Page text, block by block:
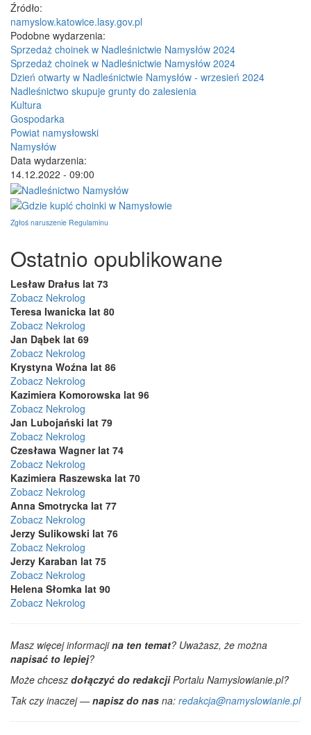
Źródło:
namyslow.katowice.lasy.gov.pl
Podobne wydarzenia:
Sprzedaż choinek w Nadleśnictwie Namysłów 2024
Sprzedaż choinek w Nadleśnictwie Namysłów 2024
Dzień otwarty w Nadleśnictwie Namysłów - wrzesień 2024
Nadleśnictwo skupuje grunty do zalesienia
Kultura
Gospodarka
Powiat namysłowski
Namysłów
Data wydarzenia:
14.12.2022 - 09:00
Zgłoś naruszenie Regulaminu
Ostatnio opublikowane
Lesław Drałus lat 73
Zobacz Nekrolog
Teresa Iwanicka lat 80
Zobacz Nekrolog
Jan Dąbek lat 69
Zobacz Nekrolog
Krystyna Woźna lat 86
Zobacz Nekrolog
Kazimiera Komorowska lat 96
Zobacz Nekrolog
Jan Lubojański lat 79
Zobacz Nekrolog
Czesława Wagner lat 74
Zobacz Nekrolog
Kazimiera Raszewska lat 70
Zobacz Nekrolog
Anna Smotrycka lat 77
Zobacz Nekrolog
Jerzy Sulikowski lat 76
Zobacz Nekrolog
Jerzy Karaban lat 75
Zobacz Nekrolog
Helena Słomka lat 90
Zobacz Nekrolog
Masz więcej informacjina ten temat? Uważasz, że można
napisać to lepiej?
Może chcesz dołączyć do redakcjiPortalu Namyslowianie.pl?
Tak czy inaczej —napisz do nas na: redakcja@namyslowianie.pl